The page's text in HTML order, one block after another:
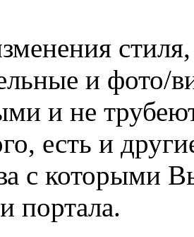
и фото/
и не
есть и
с которыми
портала.